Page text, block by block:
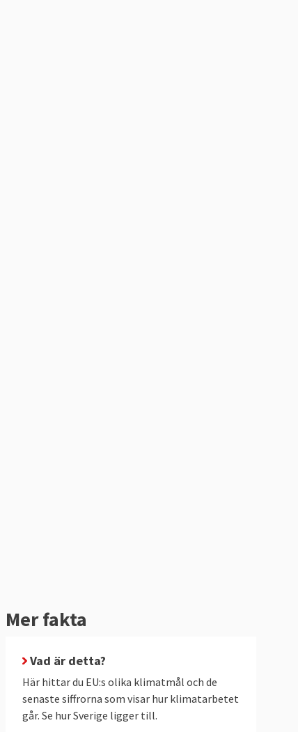
Mer fakta
Vad är detta?
Här hittar du EU:s olika klimatmål och de
senaste siffrorna som visar hur klimatarbetet
går. Se hur Sverige ligger till.